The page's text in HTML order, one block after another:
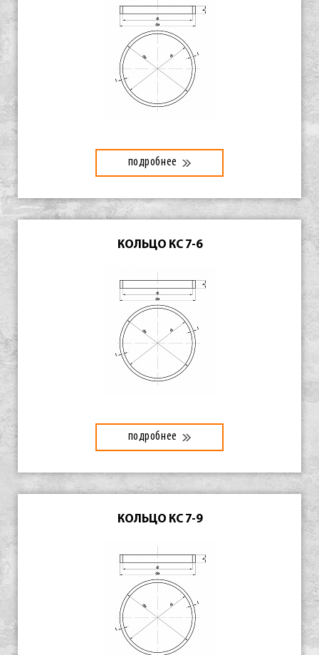
подробнее
КОЛЬЦО КС 7-6
подробнее
КОЛЬЦО КС 7-9